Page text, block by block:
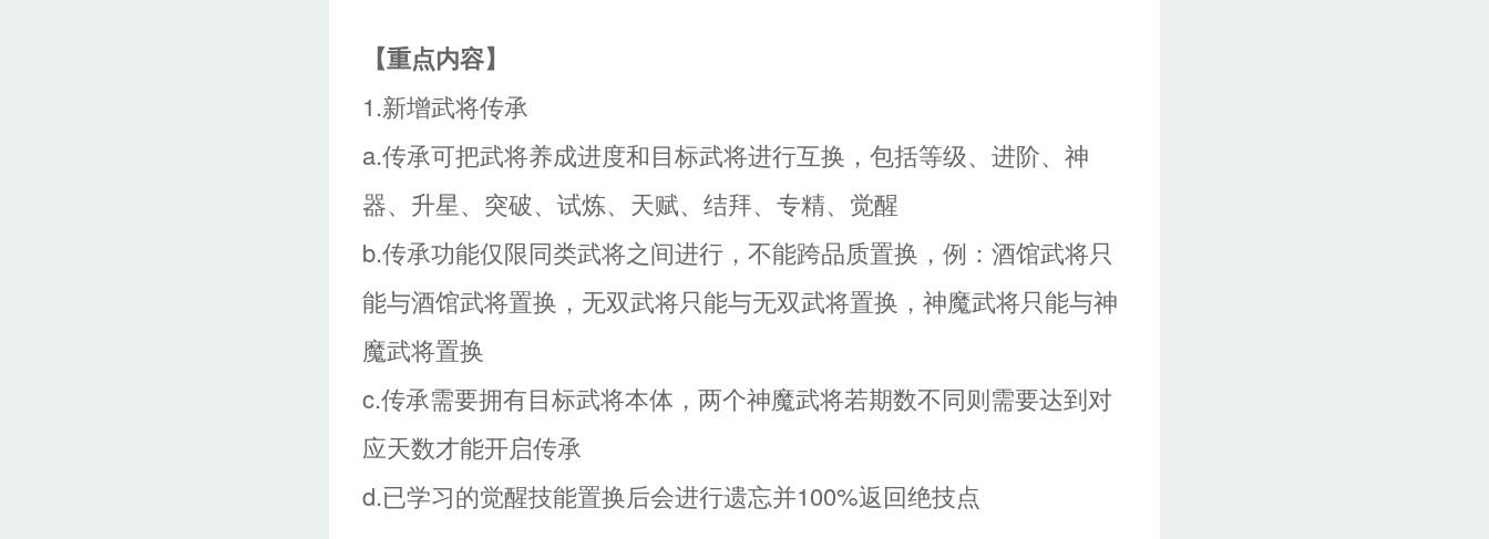
【重点内容】
1.新增武将传承
a.传承可把武将养成进度和目标武将进行互换，包括等级、进阶、神
器、升星、突破、试炼、天赋、结拜、专精、觉醒
b.传承功能仅限同类武将之间进行，不能跨品质置换，例：酒馆武将只
能与酒馆武将置换，无双武将只能与无双武将置换，神魔武将只能与神
魔武将置换
c.传承需要拥有目标武将本体，两个神魔武将若期数不同则需要达到对
应天数才能开启传承
d.已学习的觉醒技能置换后会进行遗忘并100%返回绝技点